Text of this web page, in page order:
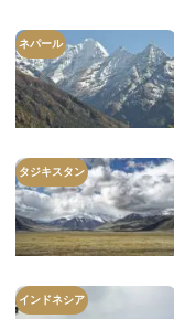
ネパール
タジキスタン
インドネシア